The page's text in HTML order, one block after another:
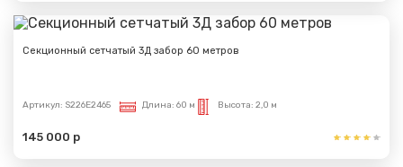
Секционный сетчатый 3Д забор 60 метров
Артикул: S226E2465 Длина: 60 м Высота: 2,0 м
145 000 р